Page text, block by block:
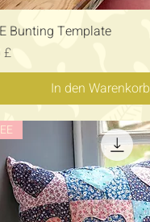
Schnellansicht
Bunting Template
£
In den Warenkorb